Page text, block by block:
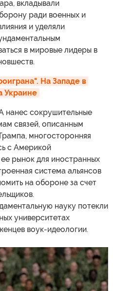
вкладывали
ради военных и
и уделяли
в мировые лидеры в
На Западе в
Украине
нанес сокрушительные
связей, описанным
многосторонняя
с Америкой
рынок для иностранных
система альянсов
на обороне за счет
науку потекли
университетах
воук-идеологии.